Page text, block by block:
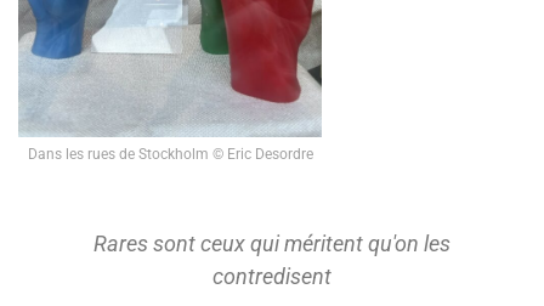
Dans les rues de Stockholm © Eric Desordre
Rares sont ceux qui méritent qu'on les
contredisent